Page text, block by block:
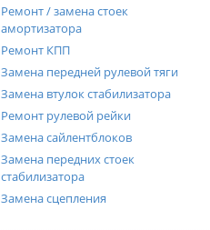
Ремонт / замена стоек
амортизатора
Ремонт КПП
Замена передней рулевой тяги
Замена втулок стабилизатора
Ремонт рулевой рейки
Замена сайлентблоков
Замена передних стоек
стабилизатора
Замена сцепления